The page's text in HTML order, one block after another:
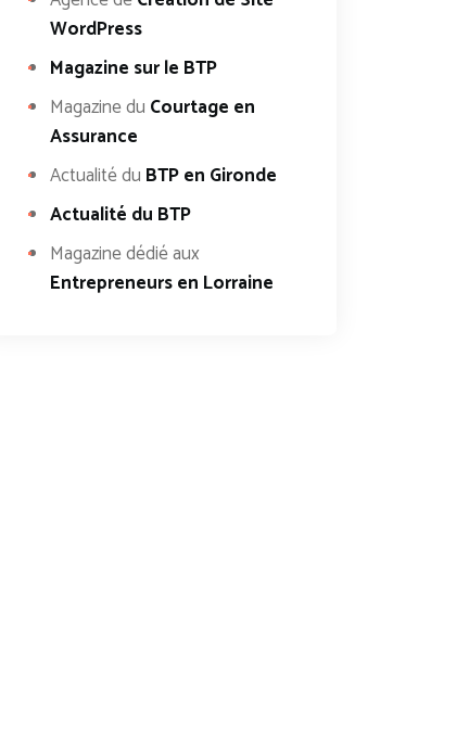
WordPress
Magazine sur le BTP
Magazine du Courtage en
Assurance
Actualité du BTP en Gironde
Actualité du BTP
Magazine dédié aux
Entrepreneurs en Lorraine